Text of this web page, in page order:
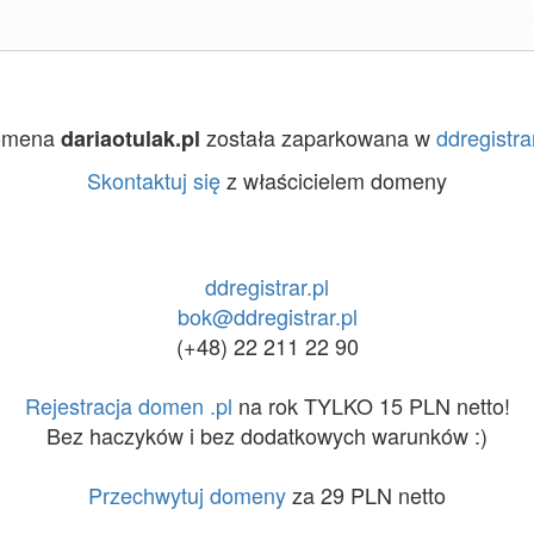
dariaotulak.pl została zaparkowana w
Skontaktuj sięz właścicielem domeny
ddregistrar.pl
bok@ddregistrar.pl
(+48) 22 211 22 90
Rejestracja domen .pl na rok TYLKO 15 PLN netto!
Bez haczyków i bez dodatkowych warunków :)
Przechwytuj domenyza 29 PLN netto